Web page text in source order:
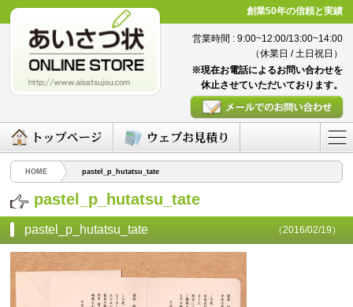
創業50年の信頼と実績
営業時間 : 9:00~12:00/13:00~14:00
（休業日 / 土日祝日）
※現在お電話によるお問い合わせを
休止させていただいております。
HOME pastel_p_hutatsu_tate
pastel_p_hutatsu_tate
pastel_p_hutatsu_tate （2016/02/19）